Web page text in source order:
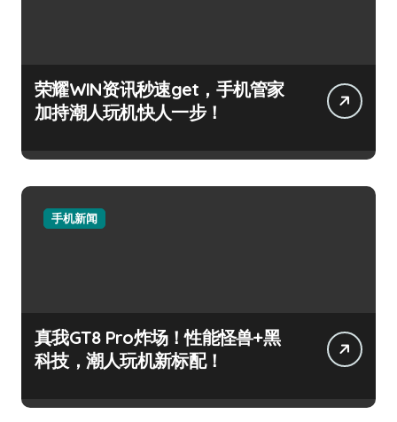
荣耀WIN资讯秒速get，手机管家
加持潮人玩机快人一步！
手机新闻
真我GT8 Pro炸场！性能怪兽+黑
科技，潮人玩机新标配！